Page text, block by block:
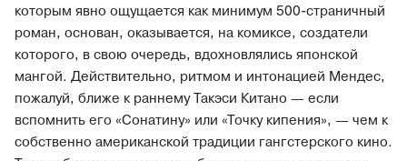
которым явно ощущается как минимум 500-страничный
роман, основан, оказывается, на комиксе, создатели
которого, в свою очередь, вдохновлялись японской
мангой. Действительно, ритмом и интонацией Мендес,
пожалуй, ближе к раннему Такэси Китано — если
вспомнить его «Сонатину» или «Точку кипения», — чем к
собственно американской традиции гангстерского кино.